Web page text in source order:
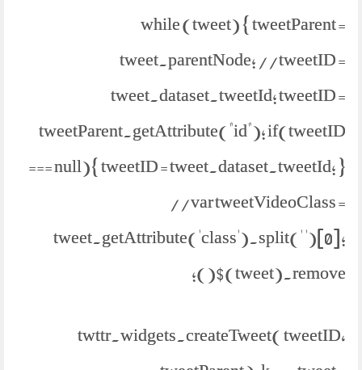
while (tweet) { tweetParent =
tweet.parentNode; //tweetID =
tweet.dataset.tweetId; tweetID =
tweetParent.getAttribute("id"); if(tweetID
=== null){ tweetID = tweet.dataset.tweetId; }
//var tweetVideoClass =
tweet.getAttribute('class').split(' ')[0];
$(tweet).remove();
twttr.widgets.createTweet( tweetID,